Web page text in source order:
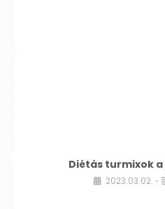
Diétás turmixok
2023.03.02. •